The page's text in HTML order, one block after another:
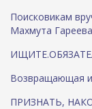
Поисковикам
Махмута Гареева
Возвращающая
ПРИЗНАТЬ,